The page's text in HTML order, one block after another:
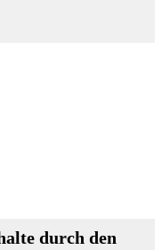
durch den